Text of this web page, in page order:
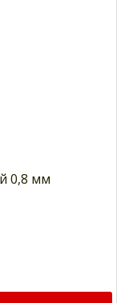
0,8 мм